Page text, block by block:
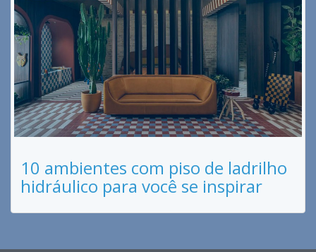
10 ambientes com piso de ladrilho
hidráulico para você se inspirar